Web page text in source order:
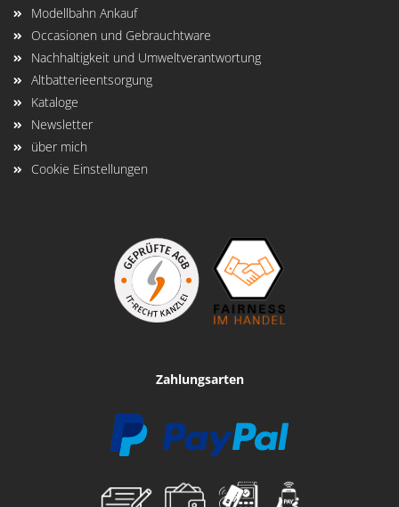
Modellbahn Ankauf
Occasionen und Gebrauchtware
Nachhaltigkeit und Umweltverantwortung
Altbatterieentsorgung
Kataloge
Newsletter
über mich
Cookie Einstellungen
Zahlungsarten